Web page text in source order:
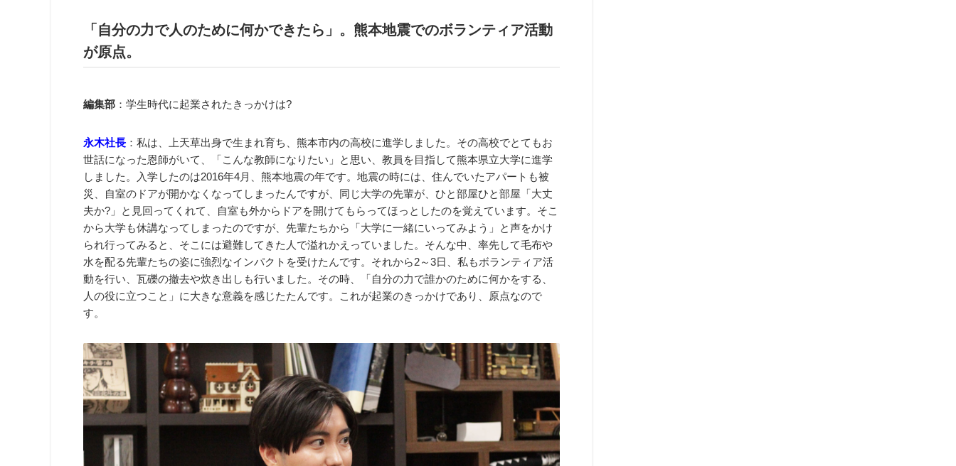
「自分の力で人のために何かできたら」。熊本地震でのボランティア活動
が原点。
編集部 ：学生時代に起業されたきっかけは?
永木社長 ：私は、上天草出身で生まれ育ち、熊本市内の高校に進学しました。その高校でとてもお
世話になった恩師がいて、「こんな教師になりたい」と思い、教員を目指して熊本県立大学に進学
しました。入学したのは2016年4月、熊本地震の年です。地震の時には、住んでいたアパートも被
災、自室のドアが開かなくなってしまったんですが、同じ大学の先輩が、ひと部屋ひと部屋「大丈
夫か?」と見回ってくれて、自室も外からドアを開けてもらってほっとしたのを覚えています。そこ
から大学も休講なってしまったのですが、先輩たちから「大学に一緒にいってみよう」と声をかけ
られ行ってみると、そこには避難してきた人で溢れかえっていました。そんな中、率先して毛布や
水を配る先輩たちの姿に強烈なインパクトを受けたんです。それから2～3日、私もボランティア活
動を行い、瓦礫の撤去や炊き出しも行いました。その時、「自分の力で誰かのために何かをする、
人の役に立つこと」に大きな意義を感じたたんです。これが起業のきっかけであり、原点なので
す。